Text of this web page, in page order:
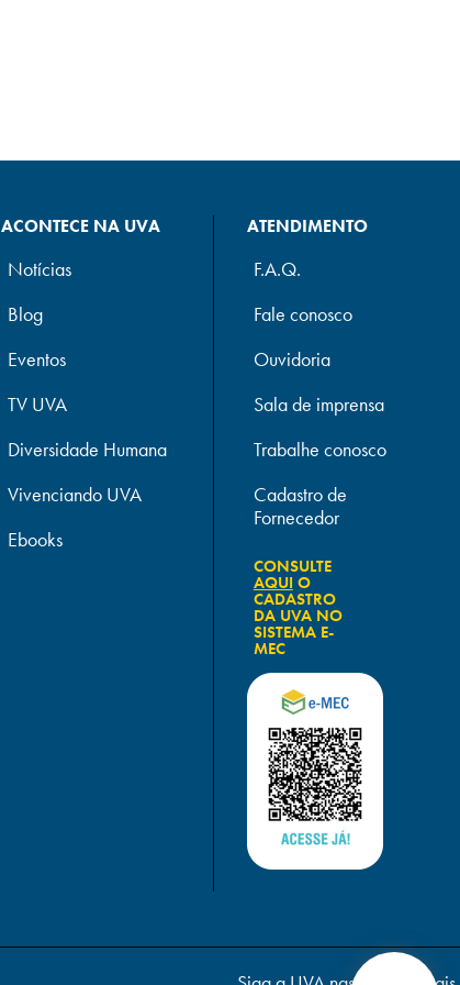
ACONTECE NA UVA
Notícias
Blog
Eventos
TV UVA
Diversidade Humana
Vivenciando UVA
Ebooks
ATENDIMENTO
F.A.Q.
Fale conosco
Ouvidoria
Sala de imprensa
Trabalhe conosco
Cadastro de
Fornecedor
CONSULTE
AQUIO
CADASTRO
DA UVA NO
SISTEMA E-
MEC